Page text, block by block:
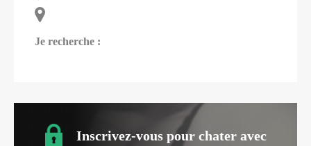
Je recherche :
Inscrivez-vous pour chater avec